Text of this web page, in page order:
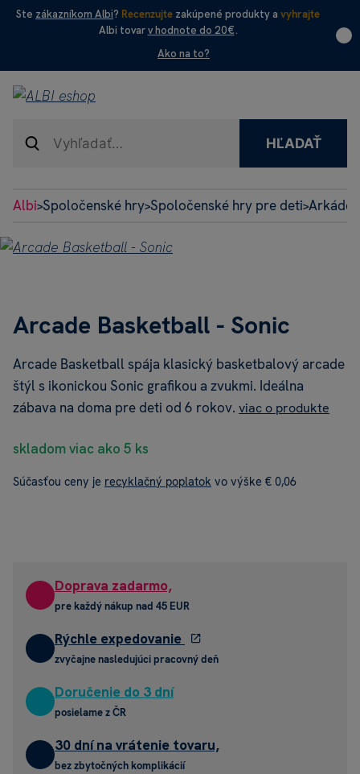
Ste zákazníkom Albi? Recenzujte zakúpené produkty a vyhrajte
Albi tovarv hodnote do 20€.
Ako na to?
HĽADAŤ
Albi>Spoločenské hry>Spoločenské hry pre deti>
Arcade Basketball - Sonic
Arcade Basketball spája klasický basketbalový arcade
štýl s ikonickou Sonic grafikou a zvukmi. Ideálna
zábava na doma pre deti od 6 rokov. viac o produkte
skladom viac ako 5 ks
Súčasťou ceny je recyklačný poplatok vo výške € 0,06
Doprava zadarmo,
pre každý nákup nad 45 EUR
Rýchle expedovanie
zvyčajne nasledujúci pracovný deň
Doručenie do 3 dní
posielame z ČR
30 dní na vrátenie tovaru,
bez zbytočných komplikácií